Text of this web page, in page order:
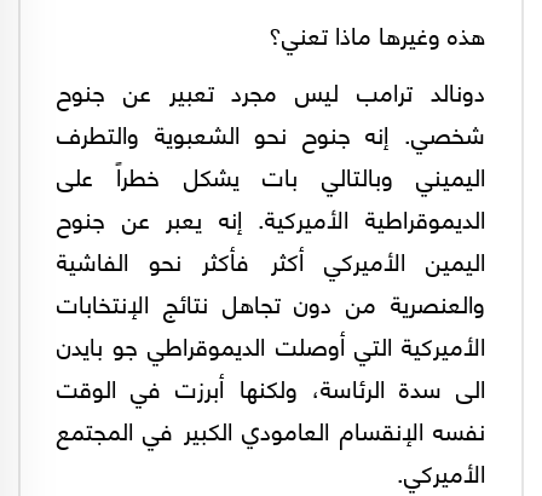
هذه وغيرها ماذا تعني؟
دونالد ترامب ليس مجرد تعبير عن جنوح
شخصي. إنه جنوح نحو الشعبوية والتطرف
اليميني وبالتالي بات يشكل خطراً على
الديموقراطية الأميركية. إنه يعبر عن جنوح
اليمين الأميركي أكثر فأكثر نحو الفاشية
والعنصرية من دون تجاهل نتائج الإنتخابات
الأميركية التي أوصلت الديموقراطي جو بايدن
الى سدة الرئاسة، ولكنها أبرزت في الوقت
نفسه الإنقسام العامودي الكبير في المجتمع
الأميركي.